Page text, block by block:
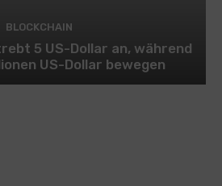
BLOCKCHAIN
5 US-Dollar an, während
US-Dollar bewegen